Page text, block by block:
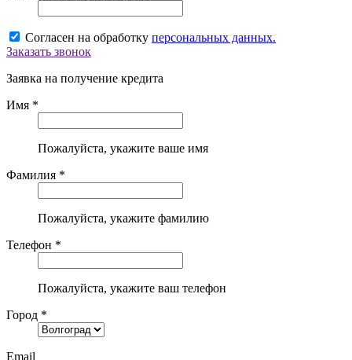
Согласен на обработку персональных данных.
Заказать звонок
Заявка на получение кредита
Имя *
Пожалуйста, укажите ваше имя
Фамилия *
Пожалуйста, укажите фамилию
Телефон *
Пожалуйста, укажите ваш телефон
Город *
Email